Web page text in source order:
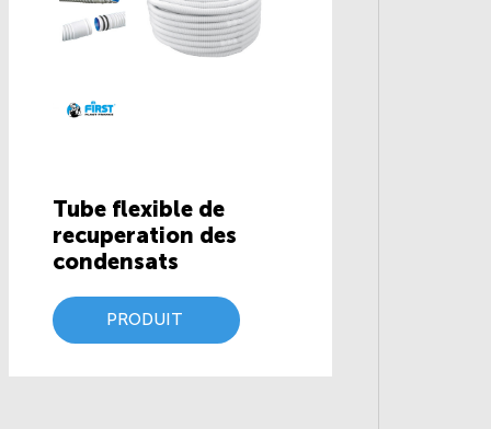
Tube flexible de
recuperation des
condensats
PRODUIT